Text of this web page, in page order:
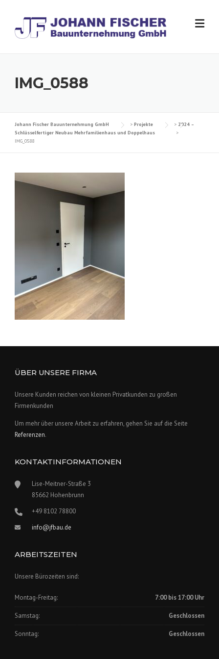
content
IMG_0588
Johann Fischer Bauunternehmung GmbH > Projekte > 2024 –
Schlüsselfertiger Neubau Mehrfamilienhaus und Doppelhaus
>
IMG_0588
ÜBER UNSERE FIRMA
Unsere Kunden reichen von kleinen Privatkunden zu großen
Firmenkunden
Um mehr über unsere Arbeit zu erfahren, gehen Sie auf die Seite
Referenzen.
KONTAKTINFORMATIONEN
Lise-Meitner-Straße 3
85662 Hohenbrunn
+49 8102 78800
info@jfbau.de
ARBEITSZEITEN
Unsere Bürozeiten sind:
Montag-Freitag: 7:00 bis 17:00 Uhr
Samstag: Geschlossen
Sonntag: Geschlossen